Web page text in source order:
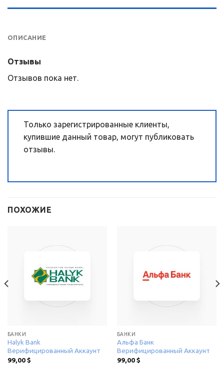
ОПИСАНИЕ
Отзывы
Отзывов пока нет.
Только зарегистрированные клиенты,
купившие данный товар, могут публиковать
отзывы.
ПОХОЖИЕ
БАНКИ
Halyk Bank
Верифицированный Аккаунт
99,00$
БАНКИ
Альфа Банк
Верифицированный Аккаунт
99,00$